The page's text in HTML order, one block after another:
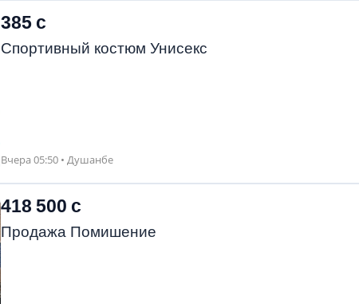
385 с
Спортивный костюм Унисекс
Вчера 05:50 • Душанбе
418 500 с
Продажа Помишение